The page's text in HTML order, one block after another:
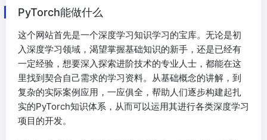
PyTorch能做什么
这个网站首先是一个深度学习知识学习的宝库。无论是初
入深度学习领域，渴望掌握基础知识的新手，还是已经有
一定经验，想要深入探索进阶技术的专业人士，都能在这
里找到契合自己需求的学习资料。从基础概念的讲解，到
复杂的实际案例应用，一应俱全，帮助人们逐步构建起扎
实的PyTorch知识体系，从而可以运用其进行各类深度学习
项目的开发。